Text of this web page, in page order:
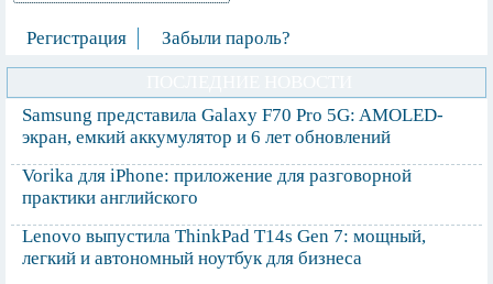
Регистрация Забыли пароль?
Samsung представила Galaxy F70 Pro 5G: AMOLED-
экран, емкий аккумулятор и 6 лет обновлений
Vorika для iPhone: приложение для разговорной
практики английского
Lenovo выпустила ThinkPad T14s Gen 7: мощный,
легкий и автономный ноутбук для бизнеса